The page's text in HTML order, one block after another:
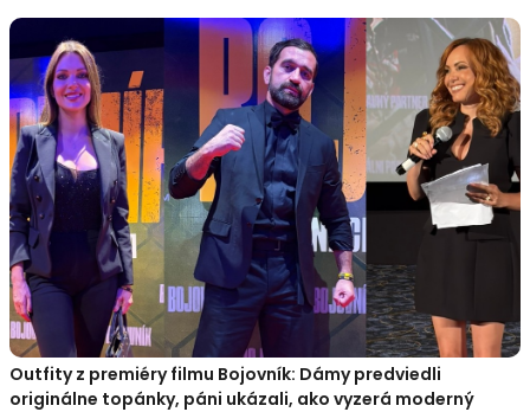
Outfity z premiéry filmu Bojovník: Dámy predviedli
originálne topánky, páni ukázali, ako vyzerá moderný